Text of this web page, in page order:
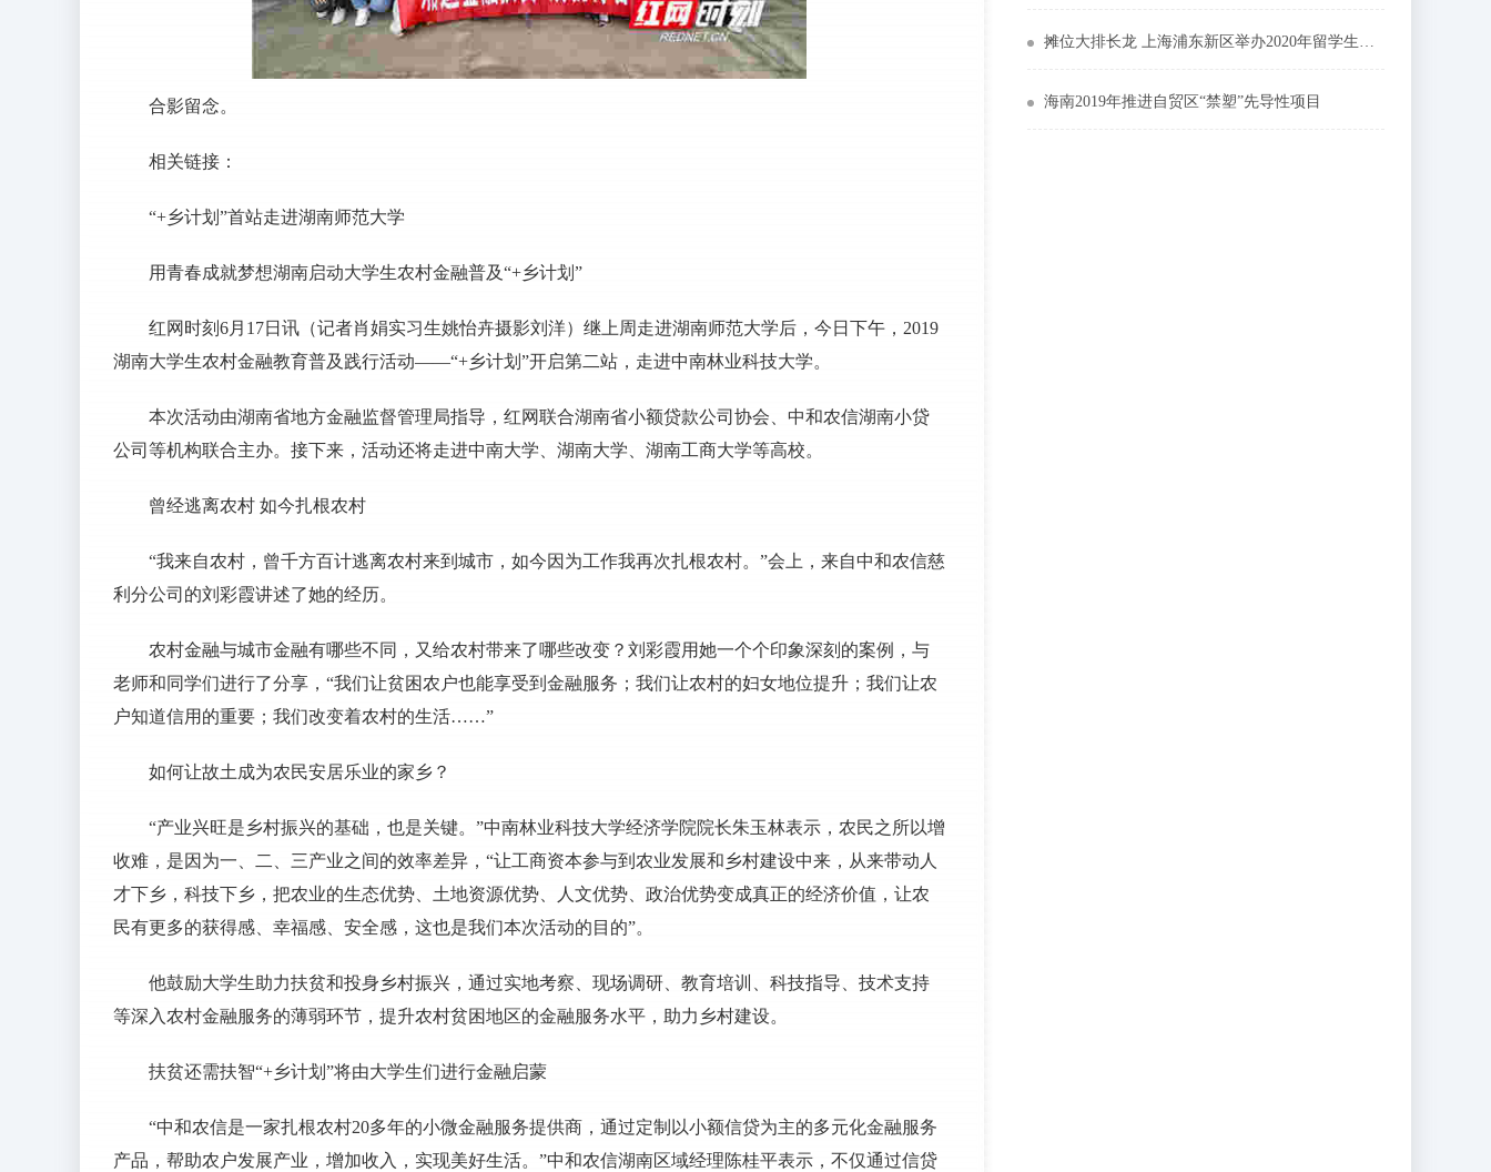
合影留念。
相关链接：
“+乡计划”首站走进湖南师范大学
用青春成就梦想湖南启动大学生农村金融普及“+乡计划”
红网时刻6月17日讯（记者肖娟实习生姚怡卉摄影刘洋）继上周走进湖南师范大学后，今日下午，2019
湖南大学生农村金融教育普及践行活动——“+乡计划”开启第二站，走进中南林业科技大学。
本次活动由湖南省地方金融监督管理局指导，红网联合湖南省小额贷款公司协会、中和农信湖南小贷
公司等机构联合主办。接下来，活动还将走进中南大学、湖南大学、湖南工商大学等高校。
曾经逃离农村 如今扎根农村
“我来自农村，曾千方百计逃离农村来到城市，如今因为工作我再次扎根农村。”会上，来自中和农信慈
利分公司的刘彩霞讲述了她的经历。
农村金融与城市金融有哪些不同，又给农村带来了哪些改变？刘彩霞用她一个个印象深刻的案例，与
老师和同学们进行了分享，“我们让贫困农户也能享受到金融服务；我们让农村的妇女地位提升；我们让农
户知道信用的重要；我们改变着农村的生活……”
如何让故土成为农民安居乐业的家乡？
“产业兴旺是乡村振兴的基础，也是关键。”中南林业科技大学经济学院院长朱玉林表示，农民之所以增
收难，是因为一、二、三产业之间的效率差异，“让工商资本参与到农业发展和乡村建设中来，从来带动人
才下乡，科技下乡，把农业的生态优势、土地资源优势、人文优势、政治优势变成真正的经济价值，让农
民有更多的获得感、幸福感、安全感，这也是我们本次活动的目的”。
他鼓励大学生助力扶贫和投身乡村振兴，通过实地考察、现场调研、教育培训、科技指导、技术支持
等深入农村金融服务的薄弱环节，提升农村贫困地区的金融服务水平，助力乡村建设。
扶贫还需扶智“+乡计划”将由大学生们进行金融启蒙
“中和农信是一家扎根农村20多年的小微金融服务提供商，通过定制以小额信贷为主的多元化金融服务
产品，帮助农户发展产业，增加收入，实现美好生活。”中和农信湖南区域经理陈桂平表示，不仅通过信贷
摊位大排长龙 上海浦东新区举办2020年留学生专场招聘会
海南2019年推进自贸区“禁塑”先导性项目